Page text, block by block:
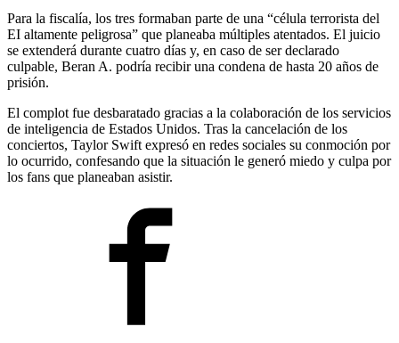
Para la fiscalía, los tres formaban parte de una “célula terrorista del
EI altamente peligrosa” que planeaba múltiples atentados. El juicio
se extenderá durante cuatro días y, en caso de ser declarado
culpable, Beran A. podría recibir una condena de hasta 20 años de
prisión.
El complot fue desbaratado gracias a la colaboración de los servicios
de inteligencia de Estados Unidos. Tras la cancelación de los
conciertos, Taylor Swift expresó en redes sociales su conmoción por
lo ocurrido, confesando que la situación le generó miedo y culpa por
los fans que planeaban asistir.